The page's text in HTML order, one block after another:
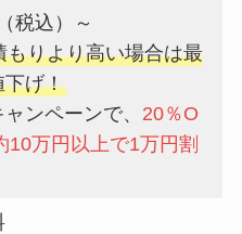
税込）～
もりより高い場合は最
下げ！
ンペーンで、 20％O
10万円以上で1万円割